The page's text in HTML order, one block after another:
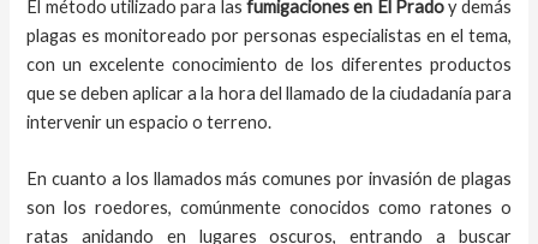
El método utilizado para las fumigaciones en El Pradoy demás
plagas es monitoreado por personas especialistas en el tema,
con un excelente conocimiento de los diferentes productos
que se deben aplicar a la hora del llamado de la ciudadanía para
intervenir un espacio o terreno.
En cuanto a los llamados más comunes por invasión de plagas
son los roedores, comúnmente conocidos como ratones o
ratas anidando en lugares oscuros, entrando a buscar